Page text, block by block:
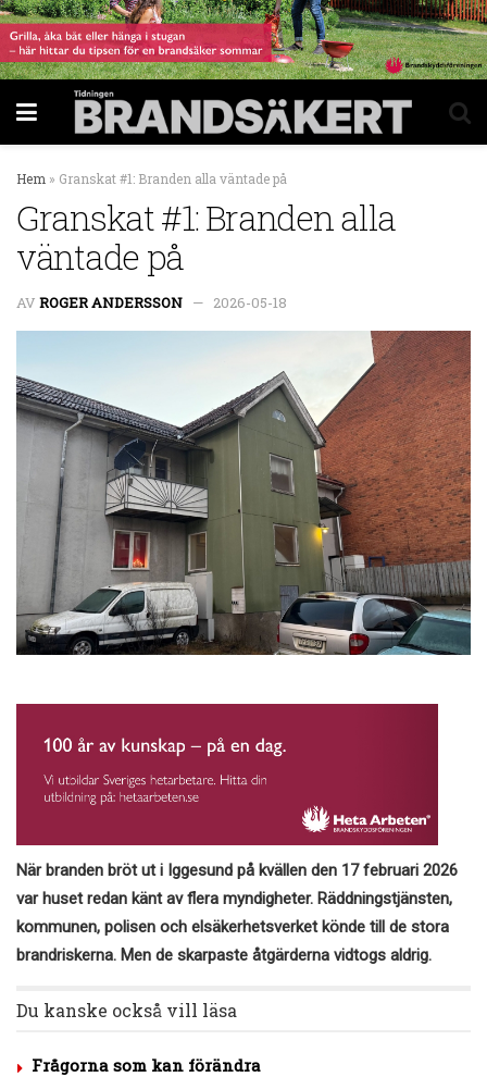
Hem » Granskat #1: Branden alla väntade på
Granskat #1: Branden alla
väntade på
AV ROGER ANDERSSON 2026-05-18
När branden bröt ut i Iggesund på kvällen den 17 februari 2026
var huset redan känt av flera myndigheter. Räddningstjänsten,
kommunen, polisen och elsäkerhetsverket könde till de stora
brandriskerna. Men de skarpaste åtgärderna vidtogs aldrig.
Du kanske också vill läsa
Frågorna som kan förändra